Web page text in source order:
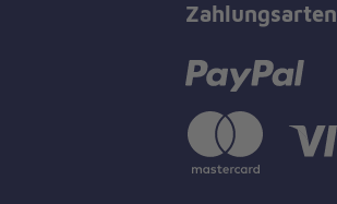
Zahlungsarten